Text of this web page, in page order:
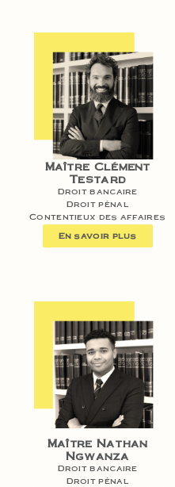
Maître Clément
Testard
Droit bancaire
Droit pénal
Contentieux des affaires
En savoir plus
Maître Nathan
Ngwanza
Droit bancaire
Droit pénal